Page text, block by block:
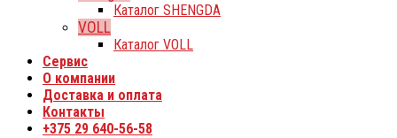
Каталог SHENGDA
VOLL
Каталог VOLL
Сервис
О компании
Доставка и оплата
Контакты
+375 29 640-56-58